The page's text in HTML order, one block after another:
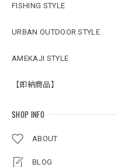
FISHING STYLE
URBAN OUTDOOR STYLE
AMEKAJI STYLE
【即納商品】
SHOP INFO
ABOUT
BLOG